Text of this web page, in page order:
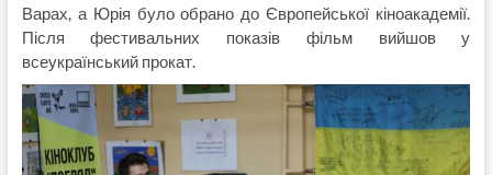
Варах, а Юрія було обрано до Європейської кіноакадемії.
Після фестивальних показів фільм вийшов у
всеукраїнський прокат.